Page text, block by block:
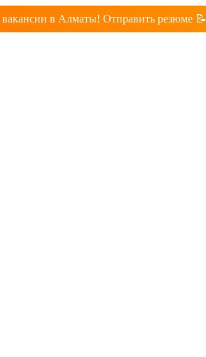
в Алматы! Отправить резюме 📝